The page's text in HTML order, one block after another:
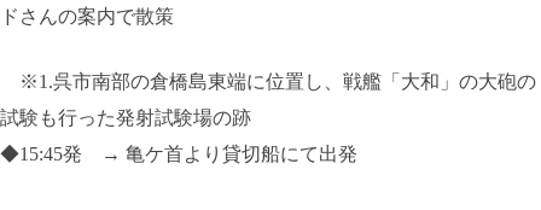
ドさんの案内で散策
※1.呉市南部の倉橋島東端に位置し、戦艦「大和」の大砲の
試験も行った発射試験場の跡
◆15:45発 → 亀ケ首より貸切船にて出発